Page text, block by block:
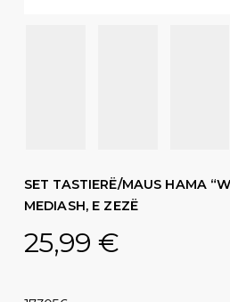
SET TASTIERË/MAUS HAMA
MEDIASH, E ZEZË
25,99€